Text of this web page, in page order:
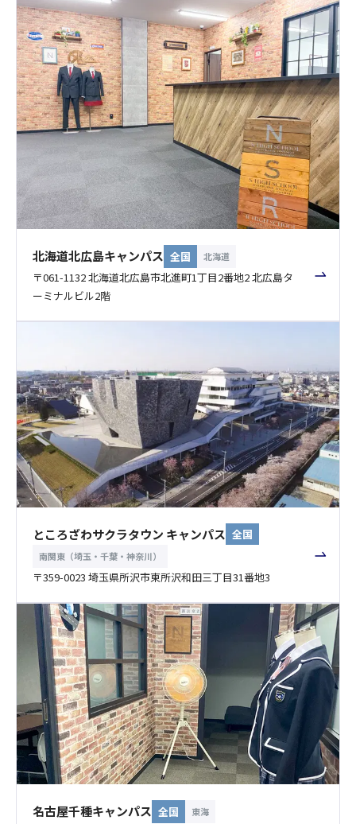
北海道北広島キャンパス 全国 北海道
〒061-1132 北海道北広島市北進町1丁目2番地2 北広島タ
ーミナルビル2階
ところざわサクラタウン キャンパス 全国
南関東（埼玉・千葉・神奈川）
〒359-0023 埼玉県所沢市東所沢和田三丁目31番地3
名古屋千種キャンパス 全国 東海